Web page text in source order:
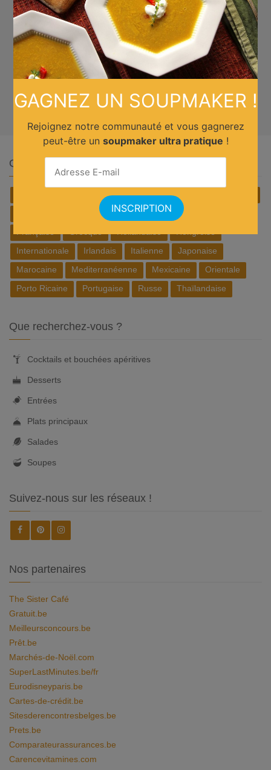
Quelle cuisine ?
Américaine Anglaise
Chinoise Cubaine
Internationale
Irlandais Italienne
Japonaise
Marocaine
Mediterranéenne Mexicaine
Orientale
Porto Ricaine
Portugaise Russe Thaïlandaise
Que recherchez-vous ?
Cocktails et bouchées apéritives
Desserts
Entrées
Plats principaux
Salades
Soupes
Suivez-nous sur les réseaux !
Nos partenaires
The Sister Café
Gratuit.be
Meilleursconcours.be
Prêt.be
Marchés-de-Noël.com
SuperLastMinutes.be/fr
Eurodisneyparis.be
Cartes-de-crédit.be
Sitesderencontresbelges.be
Prets.be
Comparateurassurances.be
Carencevitamines.com
GAGNEZ UN SOUPMAKER !
Rejoignez notre communauté et vous gagnerez
peut-être un soupmaker ultra pratique !